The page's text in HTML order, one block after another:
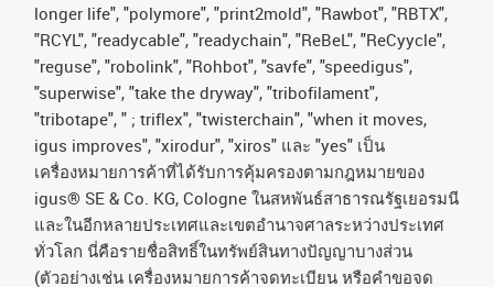
longer life", "polymore", "print2mold", "Rawbot", "RBTX",
"RCYL", "readycable", "readychain", "ReBeL", "ReCyycle",
"reguse", "robolink", "Rohbot", "savfe", "speedigus",
"superwise", "take the dryway", "tribofilament",
"tribotape", " ; triflex", "twisterchain", "when it moves,
igus improves", "xirodur", "xiros" และ "yes" เป็น
เครื่องหมายการค้าที่ได้รับการคุ้มครองตามกฎหมายของ
igus® SE & Co. KG, Cologne ในสหพันธ์สาธารณรัฐเยอรมนี
และในอีกหลายประเทศและเขตอํานาจศาลระหว่างประเทศ
ทั่วโลก นี่คือรายชื่อสิทธิ์ในทรัพย์สินทางปัญญาบางส่วน
(ตัวอย่างเช่น เครื่องหมายการค้าจดทะเบียน หรือคำขอจด